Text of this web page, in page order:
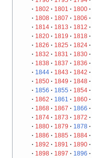
1800
1801
1802
1806
1807
1808
1812
1813
1814
1818
1819
1820
1824
1825
1826
1830
1831
1832
1836
1837
1838
1842
1843
1844
1848
1849
1850
1854
1855
1856
1860
1861
1862
1866
1867
1868
1872
1873
1874
1878
1879
1880
1884
1885
1886
1890
1891
1892
1896
1897
1898